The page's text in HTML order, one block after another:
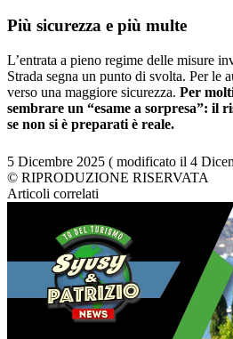
Più sicurezza e più multe
L’entrata a pieno regime delle misure
Strada segna un punto di svolta. Per le
verso una maggiore sicurezza. Per
sembrare un “esame a sorpresa”: il
se non si è preparati è reale.
5 Dicembre 2025 ( modificato il 4
© RIPRODUZIONE RISERVATA
Articoli correlati